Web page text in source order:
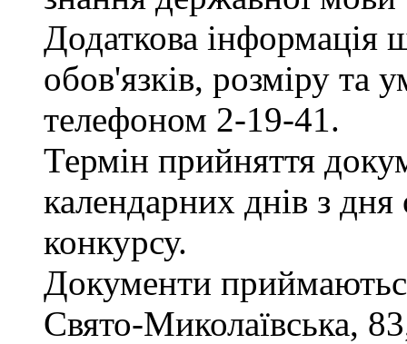
Додаткова інформація
обов'язків, розміру та
телефоном 2-19-41.
Термін прийняття
календарних днів з
конкурсу.
Документи
Свято-Миколаївська,